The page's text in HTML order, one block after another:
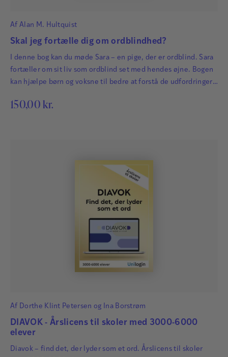
Af Alan M. Hultquist
Skal jeg fortælle dig om ordblindhed?
I denne bog kan du møde Sara – en pige, der er ordblind. Sara
fortæller om sit liv som ordblind set med hendes øjne. Bogen
kan hjælpe børn og voksne til bedre at forstå de udfordringer,
150,00 kr.
Af Dorthe Klint Petersen og Ina Borstrøm
DIAVOK - Årslicens til skoler med 3000-6000
elever
Diavok – find det, der lyder som et ord. Årslicens til skoler